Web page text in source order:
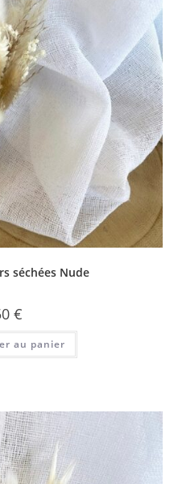
séchées Nude
€
au panier